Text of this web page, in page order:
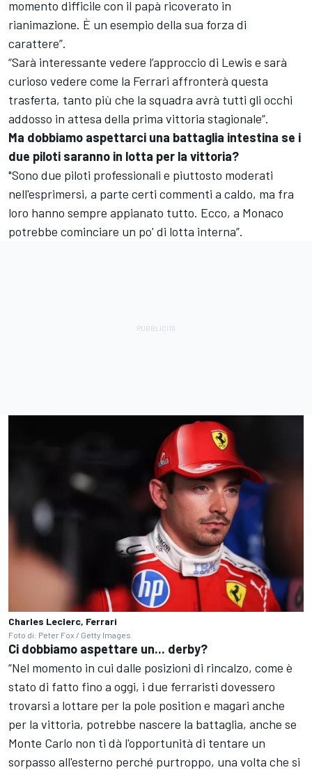
momento difficile con il papà ricoverato in
rianimazione. È un esempio della sua forza di
carattere”.
“Sarà interessante vedere l’approccio di Lewis e sarà
curioso vedere come la Ferrari affronterà questa
trasferta, tanto più che la squadra avrà tutti gli occhi
addosso in attesa della prima vittoria stagionale”.
Ma dobbiamo aspettarci una battaglia intestina se i
due piloti saranno in lotta per la vittoria?
"Sono due piloti professionali e piuttosto moderati
nell'esprimersi, a parte certi commenti a caldo, ma fra
loro hanno sempre appianato tutto. Ecco, a Monaco
potrebbe cominciare un po' di lotta interna”.
Charles Leclerc, Ferrari
Foto di: Peter Fox / Getty Images
Ci dobbiamo aspettare un... derby?
“Nel momento in cui dalle posizioni di rincalzo, come è
stato di fatto fino a oggi, i due ferraristi dovessero
trovarsi a lottare per la pole position e magari anche
per la vittoria, potrebbe nascere la battaglia, anche se
Monte Carlo non ti dà l'opportunità di tentare un
sorpasso all'esterno perché purtroppo, una volta che si